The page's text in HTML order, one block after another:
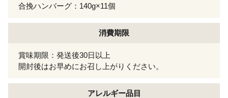
合挽ハンバーグ：140g×11個
消費期限
賞味期限：発送後30日以上
開封後はお早めにお召し上がりください。
アレルギー品目